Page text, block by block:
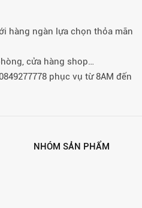
hàng ngàn lựa chọn thỏa mãn
cửa hàng shop…
phục vụ từ 8AM đến
NHÓM SẢN PHẨM